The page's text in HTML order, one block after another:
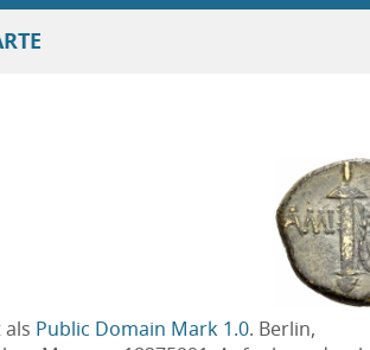
Public Domain Mark 1.0. Berlin,